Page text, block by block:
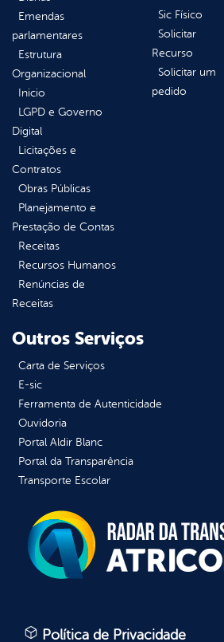
Emendas
parlamentares
Estrutura
Organizacional
Inicio
LGPD e Governo
Digital
Licitações e
Contratos
Obras Públicas
Planejamento e
Prestação de Contas
Receitas
Recursos Humanos
Renúncias de
Receitas
Sic Físico
Solicitar
Recurso
Solicitar um
pedido
Outros Serviços
Carta de Serviços
E-sic
Ferramenta de Autenticidade
Ouvidoria
Portal Aldir Blanc
Portal da Transparência
Transporte Escolar
Política de Privacidade